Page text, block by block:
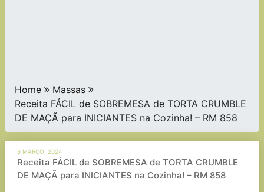
Home
Massas
Receita FÁCIL de SOBREMESA de TORTA CRUMBLE
DE MAÇÃ para INICIANTES na Cozinha! – RM 858
6 MARÇO, 2024
Receita FÁCIL de SOBREMESA de TORTA CRUMBLE
DE MAÇÃ para INICIANTES na Cozinha! – RM 858